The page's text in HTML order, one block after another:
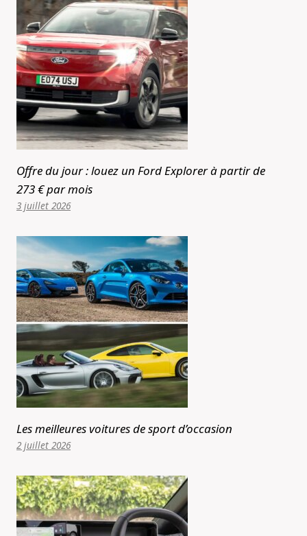
Offre du jour : louez un Ford Explorer à partir de
273 € par mois
3 juillet 2026
Les meilleures voitures de sport d’occasion
2 juillet 2026